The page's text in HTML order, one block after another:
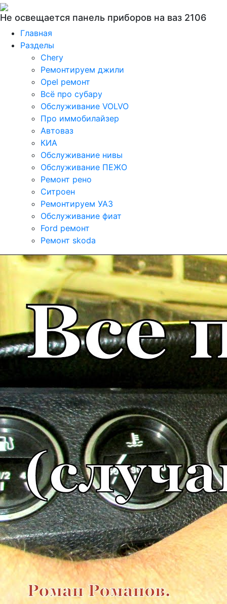
Не освещается панель приборов на ваз 2106
Главная
Разделы
Chery
Ремонтируем джили
Opel ремонт
Всё про субару
Обслуживание VOLVO
Про иммобилайзер
Автоваз
КИА
Обслуживание нивы
Обслуживание ПЕЖО
Ремонт рено
Ситроен
Ремонтируем УАЗ
Обслуживание фиат
Ford ремонт
Ремонт skoda